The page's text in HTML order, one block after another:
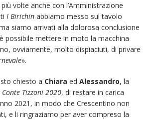
volte anche con l’Amministrazione
I Birichin abbiamo messo sul tavolo
siamo arrivati alla dolorosa conclusione
possibile mettere in moto la macchina
ovviamente, molto dispiaciuti, di privare
».
chiesto a Chiara ed Alessandro, la
Conte Tizzoni 2020, di restare in carica
2021, in modo che Crescentino non
e li ringraziamo per aver compreso la